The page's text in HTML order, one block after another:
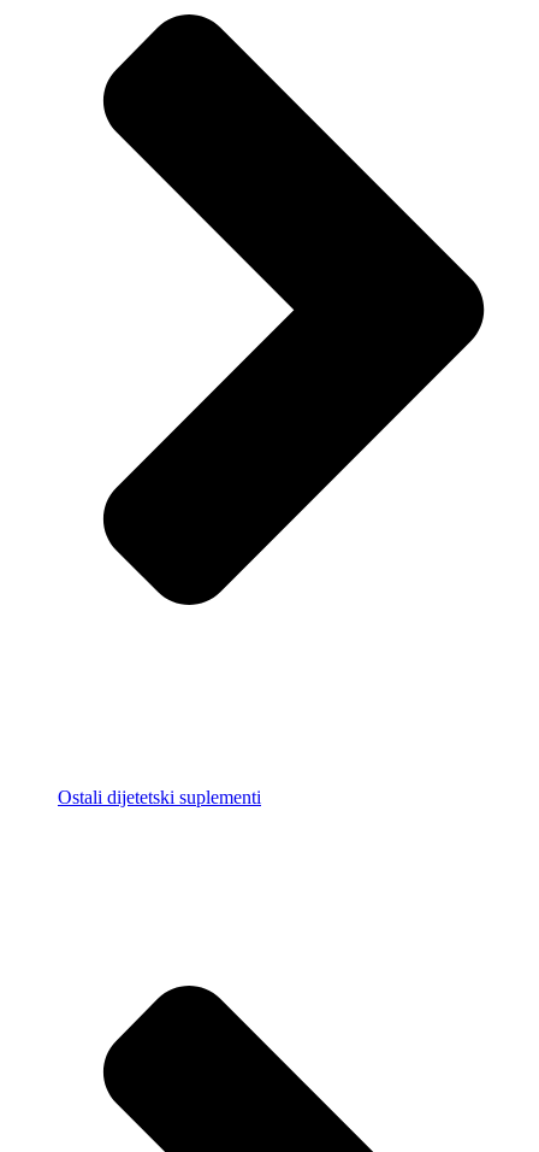
Ostali dijetetski suplementi